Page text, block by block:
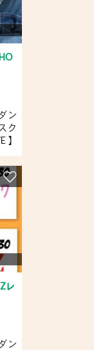
ン
ク
レ
ン